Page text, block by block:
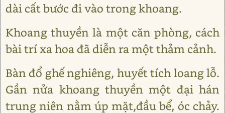
dài cất bước đi vào trong khoang.
Khoang thuyền là một căn phòng, cách
bài trí xa hoa đã diễn ra một thảm cảnh.
Bàn đổ ghế nghiêng, huyết tích loang lỗ.
Gần nửa khoang thuyền một đại hán
trung niên nằm úp mặt,đầu bể, óc chảy.